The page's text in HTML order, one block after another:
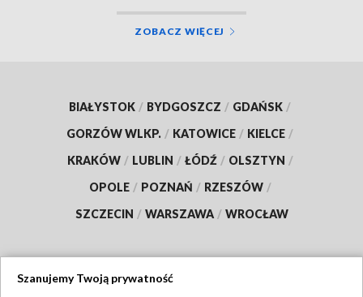
ZOBACZ WIĘCEJ
BIAŁYSTOK / BYDGOSZCZ / GDAŃSK /
GORZÓW WLKP. / KATOWICE / KIELCE /
KRAKÓW / LUBLIN / ŁÓDŹ / OLSZTYN /
OPOLE / POZNAŃ / RZESZÓW /
SZCZECIN / WARSZAWA / WROCŁAW
Szanujemy Twoją prywatność